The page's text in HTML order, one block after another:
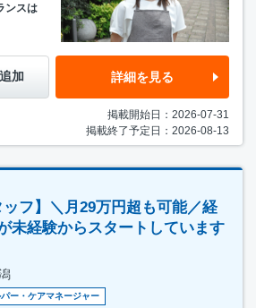
ンスは
加 詳細を見る
掲載開始日：2026-07-31
掲載終了予定日：2026-08-13
ッフ】＼月29万円超も可能／経
未経験からスタートしています
ー・ケアマネージャー